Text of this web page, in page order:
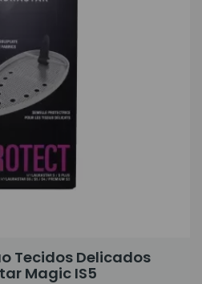
Tecidos Delicados
Magic IS5